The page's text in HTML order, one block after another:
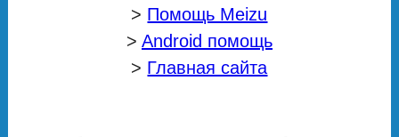
> Помощь Meizu
> Android помощь
> Главная сайта